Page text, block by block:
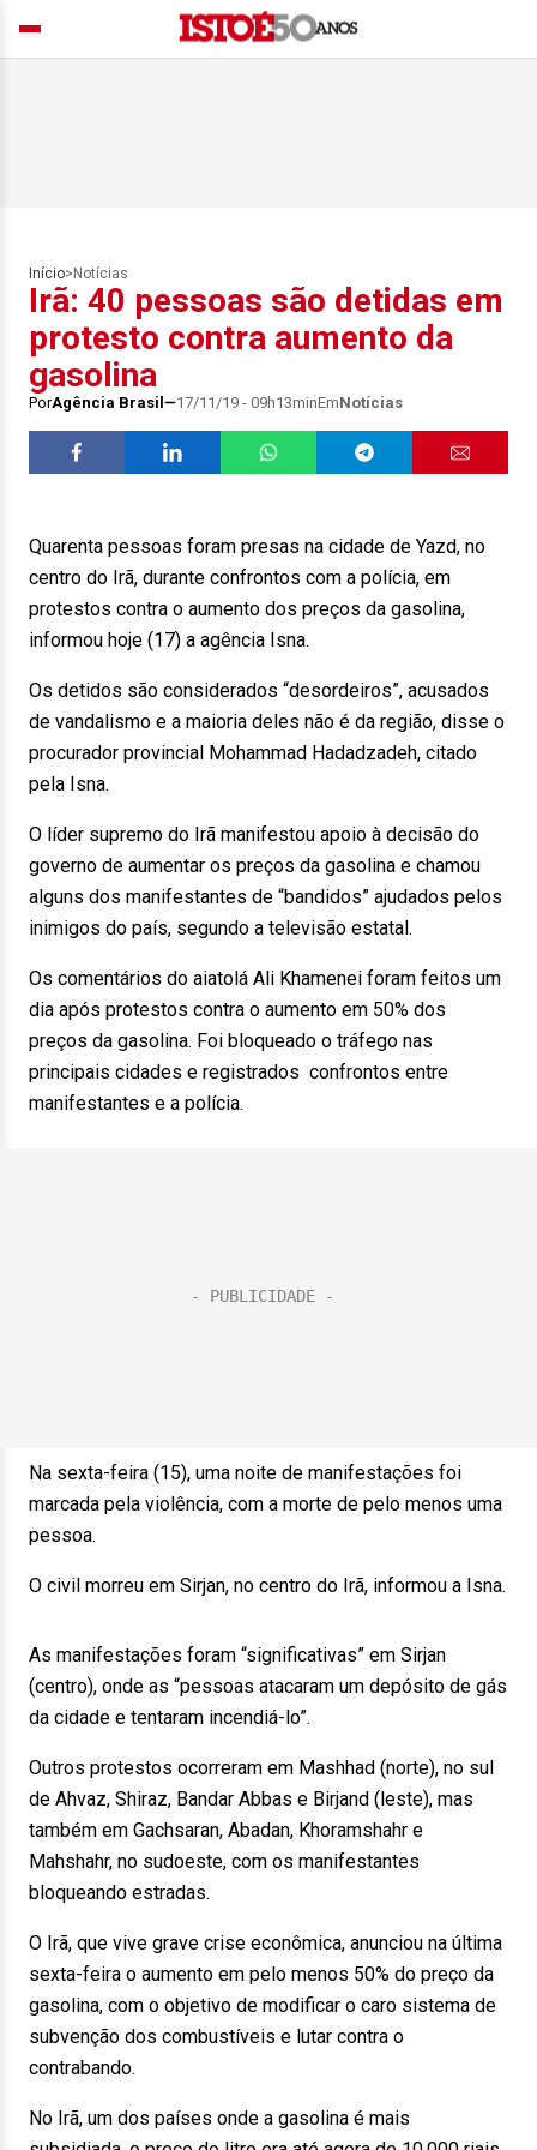
Início> Notícias
Irã: 40 pessoas são detidas em
protesto contra aumento da
gasolina
PorAgência Brasil 17/11/19 - 09h13minEmNotícias
Quarenta pessoas foram presas na cidade de Yazd, no
centro do Irã, durante confrontos com a polícia, em
protestos contra o aumento dos preços da gasolina,
informou hoje (17) a agência Isna.
Os detidos são considerados “desordeiros”, acusados
de vandalismo e a maioria deles não é da região, disse o
procurador provincial Mohammad Hadadzadeh, citado
pela Isna.
O líder supremo do Irã manifestou apoio à decisão do
governo de aumentar os preços da gasolina e chamou
alguns dos manifestantes de “bandidos” ajudados pelos
inimigos do país, segundo a televisão estatal.
Os comentários do aiatolá Ali Khamenei foram feitos um
dia após protestos contra o aumento em 50% dos
preços da gasolina. Foi bloqueado o tráfego nas
principais cidades e registrados confrontos entre
manifestantes e a polícia.
Na sexta-feira (15), uma noite de manifestações foi
marcada pela violência, com a morte de pelo menos uma
pessoa.
O civil morreu em Sirjan, no centro do Irã, informou a Isna.
As manifestações foram “significativas” em Sirjan
(centro), onde as “pessoas atacaram um depósito de gás
da cidade e tentaram incendiá-lo”.
Outros protestos ocorreram em Mashhad (norte), no sul
de Ahvaz, Shiraz, Bandar Abbas e Birjand (leste), mas
também em Gachsaran, Abadan, Khoramshahr e
Mahshahr, no sudoeste, com os manifestantes
bloqueando estradas.
O Irã, que vive grave crise econômica, anunciou na última
sexta-feira o aumento em pelo menos 50% do preço da
gasolina, com o objetivo de modificar o caro sistema de
subvenção dos combustíveis e lutar contra o
contrabando.
No Irã, um dos países onde a gasolina é mais